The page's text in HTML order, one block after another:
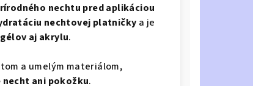
nechtu pred aplikáciou
nechtovej platničky a je
aj akrylu.
a umelým materiálom,
necht ani pokožku.